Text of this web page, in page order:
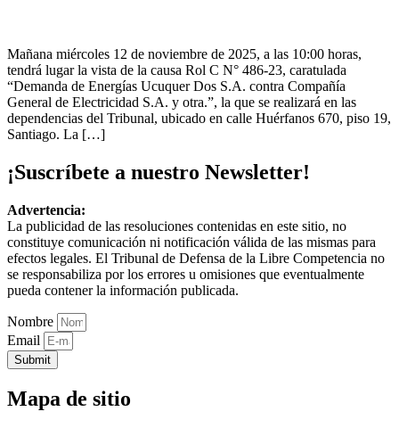
Mañana miércoles 12 de noviembre de 2025, a las 10:00 horas,
tendrá lugar la vista de la causa Rol C N° 486-23, caratulada
“Demanda de Energías Ucuquer Dos S.A. contra Compañía
General de Electricidad S.A. y otra.”, la que se realizará en las
dependencias del Tribunal, ubicado en calle Huérfanos 670, piso 19,
Santiago. La […]
¡Suscríbete a nuestro Newsletter!
Advertencia:
La publicidad de las resoluciones contenidas en este sitio, no
constituye comunicación ni notificación válida de las mismas para
efectos legales. El Tribunal de Defensa de la Libre Competencia no
se responsabiliza por los errores u omisiones que eventualmente
pueda contener la información publicada.
Nombre
Email
Submit
Mapa de sitio